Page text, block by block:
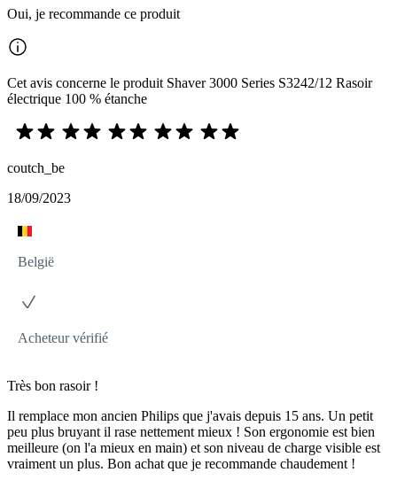
Oui, je recommande ce produit
Cet avis concerne le produit Shaver 3000 Series S3242/12 Rasoir
électrique 100 % étanche
coutch_be
18/09/2023
België
Acheteur vérifié
Très bon rasoir !
Il remplace mon ancien Philips que j'avais depuis 15 ans. Un petit
peu plus bruyant il rase nettement mieux ! Son ergonomie est bien
meilleure (on l'a mieux en main) et son niveau de charge visible est
vraiment un plus. Bon achat que je recommande chaudement !